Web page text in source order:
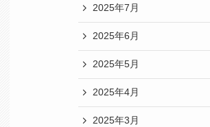
2025年7月
2025年6月
2025年5月
2025年4月
2025年3月